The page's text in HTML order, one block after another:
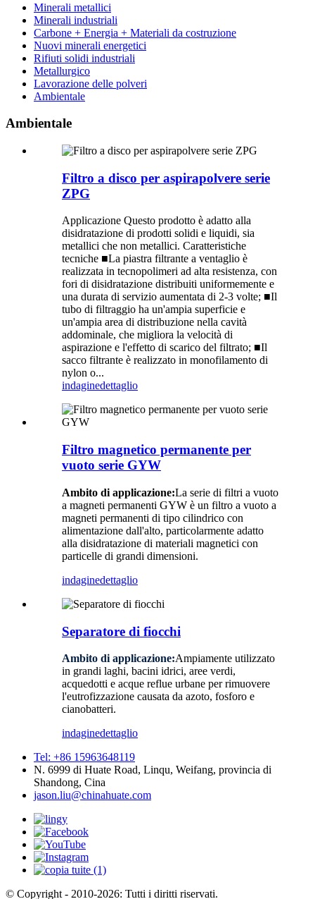
Minerali metallici
Minerali industriali
Carbone + Energia + Materiali da costruzione
Nuovi minerali energetici
Rifiuti solidi industriali
Metallurgico
Lavorazione delle polveri
Ambientale
Ambientale
Filtro a disco per aspirapolvere serie
ZPG
Applicazione Questo prodotto è adatto alla
disidratazione di prodotti solidi e liquidi, sia
metallici che non metallici. Caratteristiche
tecniche ■La piastra filtrante a ventaglio è
realizzata in tecnopolimeri ad alta resistenza, con
fori di disidratazione distribuiti uniformemente e
una durata di servizio aumentata di 2-3 volte; ■Il
tubo di filtraggio ha un'ampia superficie e
un'ampia area di distribuzione nella cavità
addominale, che migliora la velocità di
aspirazione e l'effetto di scarico del filtrato; ■Il
sacco filtrante è realizzato in monofilamento di
nylon o...
indaginedettaglio
Filtro magnetico permanente per
vuoto serie GYW
Ambito di applicazione:La serie di filtri a vuoto
a magneti permanenti GYW è un filtro a vuoto a
magneti permanenti di tipo cilindrico con
alimentazione dall'alto, particolarmente adatto
alla disidratazione di materiali magnetici con
particelle di grandi dimensioni.
indaginedettaglio
Separatore di fiocchi
Ambito di applicazione:Ampiamente utilizzato
in grandi laghi, bacini idrici, aree verdi,
acquedotti e acque reflue urbane per rimuovere
l'eutrofizzazione causata da azoto, fosforo e
cianobatteri.
indaginedettaglio
Tel: +86 15963648119
N. 6999 di Huate Road, Linqu, Weifang, provincia di
Shandong, Cina
jason.liu@chinahuate.com
© Copyright - 2010-2026: Tutti i diritti riservati.